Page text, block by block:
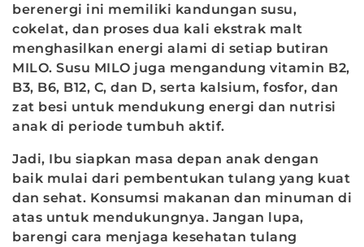
berenergi ini memiliki kandungan susu,
cokelat, dan proses dua kali ekstrak malt
menghasilkan energi alami di setiap butiran
MILO. Susu MILO juga mengandung vitamin B2,
B3, B6, B12, C, dan D, serta kalsium, fosfor, dan
zat besi untuk mendukung energi dan nutrisi
anak di periode tumbuh aktif.
Jadi, Ibu siapkan masa depan anak dengan
baik mulai dari pembentukan tulang yang kuat
dan sehat. Konsumsi makanan dan minuman di
atas untuk mendukungnya. Jangan lupa,
barengi cara menjaga kesehatan tulang